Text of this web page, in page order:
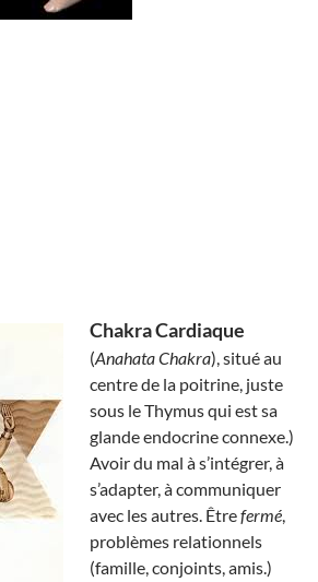
Chakra Cardiaque
(Anahata Chakra), situé au
centre de la poitrine, juste
sous le Thymus qui est sa
glande endocrine connexe.)
Avoir du mal à s’intégrer, à
s’adapter, à communiquer
avec les autres. Êtrefermé,
problèmes relationnels
(famille, conjoints, amis.)